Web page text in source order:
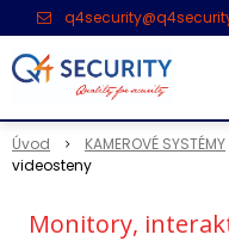
Úvod KAMEROVÉ SYSTÉMY
videosteny
Monitory,